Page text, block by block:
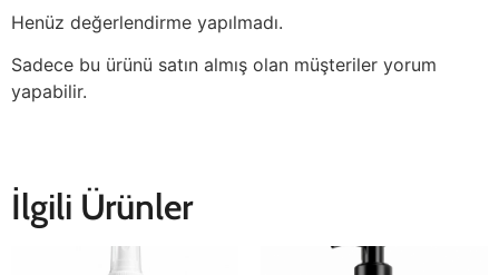
Henüz değerlendirme yapılmadı.
Sadece bu ürünü satın almış olan müşteriler yorum
yapabilir.
İlgili Ürünler